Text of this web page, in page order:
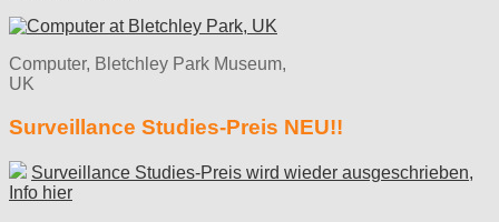
Computer, Bletchley Park Museum,
UK
Surveillance Studies-Preis NEU!!
Surveillance Studies-Preis wird wieder ausgeschrieben,
Info hier